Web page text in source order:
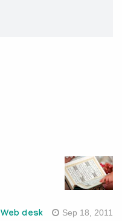
Web desk Sep 18, 2011